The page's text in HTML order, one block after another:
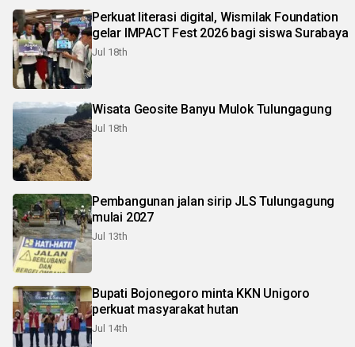
Perkuat literasi digital, Wismilak Foundation
gelar IMPACT Fest 2026 bagi siswa Surabaya
Jul 18th
Wisata Geosite Banyu Mulok Tulungagung
Jul 18th
Pembangunan jalan sirip JLS Tulungagung
mulai 2027
Jul 13th
Bupati Bojonegoro minta KKN Unigoro
perkuat masyarakat hutan
Jul 14th